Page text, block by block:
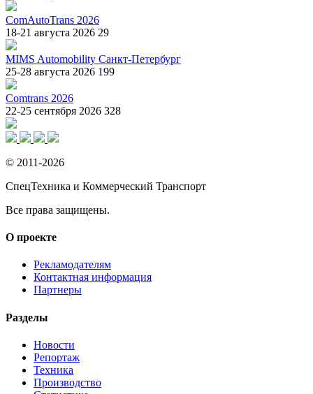
ComAutoTrans 2026
18-21 августа 2026 29
MIMS Automobility Санкт-Петербург
25-28 августа 2026 199
Comtrans 2026
22-25 сентября 2026 328
© 2011-2026
СпецТехника и Коммерческий Транспорт
Все права защищены.
О проекте
Рекламодателям
Контактная информация
Партнеры
Разделы
Новости
Репортаж
Техника
Производство